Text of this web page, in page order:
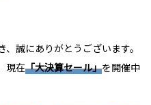
誠にありがとうございます。
現在「大決算セール」を開催中